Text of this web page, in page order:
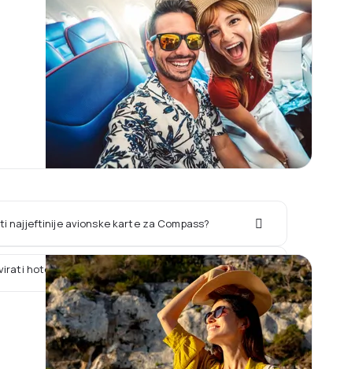
najjeftinije avionske karte za Compass?
hotel zajedno sa letom Compass?